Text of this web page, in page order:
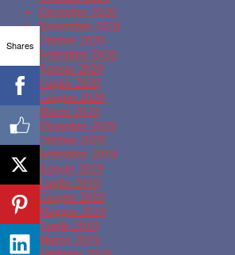
Dicembre 2020
Novembre 2020
Ottobre 2020
Settembre 2020
Agosto 2020
Luglio 2020
Giugno 2020
Marzo 2020
Dicembre 2019
Ottobre 2019
Settembre 2019
Agosto 2019
Luglio 2019
Giugno 2019
Maggio 2019
Aprile 2019
Marzo 2019
Shares